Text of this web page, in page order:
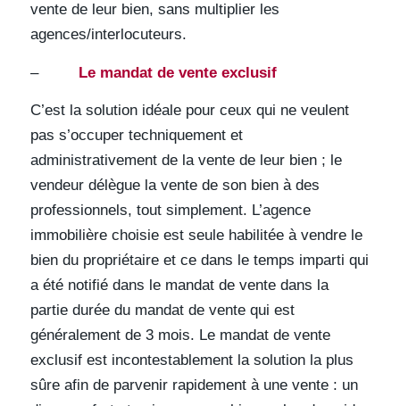
vente de leur bien, sans multiplier les
agences/interlocuteurs.
– Le mandat de vente exclusif
C’est la solution idéale pour ceux qui ne veulent
pas s’occuper techniquement et
administrativement de la vente de leur bien ; le
vendeur délègue la vente de son bien à des
professionnels, tout simplement. L’agence
immobilière choisie est seule habilitée à vendre le
bien du propriétaire et ce dans le temps imparti qui
a été notifié dans le mandat de vente dans la
partie durée du mandat de vente qui est
généralement de 3 mois. Le mandat de vente
exclusif est incontestablement la solution la plus
sûre afin de parvenir rapidement à une vente : un